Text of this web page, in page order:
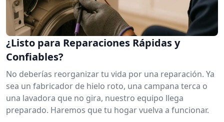
¿Listo para Reparaciones Rápidas y
Confiables?
No deberías reorganizar tu vida por una reparación. Ya
sea un fabricador de hielo roto, una campana terca o
una lavadora que no gira, nuestro equipo llega
preparado. Haremos que tu hogar vuelva a funcionar.